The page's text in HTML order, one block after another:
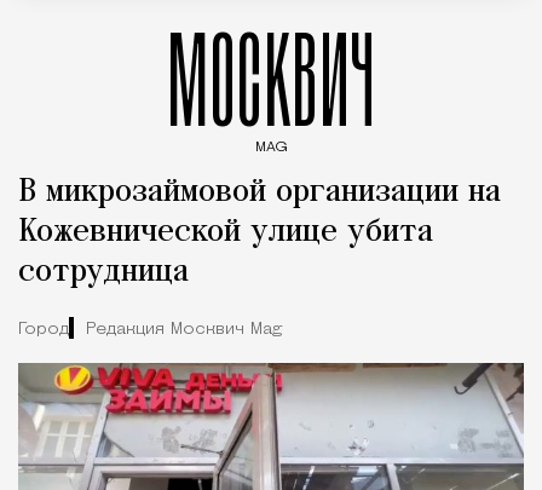
МОСКВИЧ
MAG
В микрозаймовой организации на
Кожевнической улице убита
сотрудница
Город Редакция Москвич Mag